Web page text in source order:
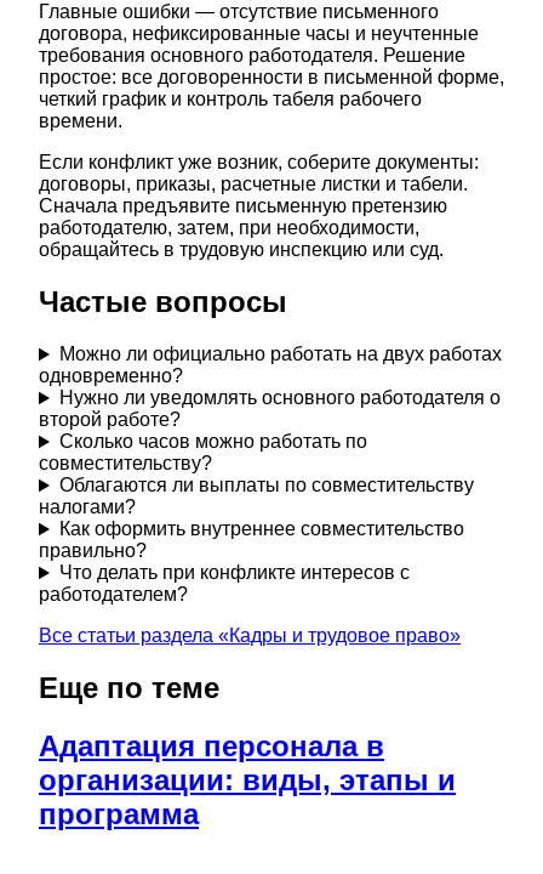
Главные ошибки — отсутствие письменного
договора, нефиксированные часы и неучтенные
требования основного работодателя. Решение
простое: все договоренности в письменной форме,
четкий график и контроль табеля рабочего
времени.
Если конфликт уже возник, соберите документы:
договоры, приказы, расчетные листки и табели.
Сначала предъявите письменную претензию
работодателю, затем, при необходимости,
обращайтесь в трудовую инспекцию или суд.
Частые вопросы
Можно ли официально работать на двух работах
одновременно?
Нужно ли уведомлять основного работодателя о
второй работе?
Сколько часов можно работать по
совместительству?
Облагаются ли выплаты по совместительству
налогами?
Как оформить внутреннее совместительство
правильно?
Что делать при конфликте интересов с
работодателем?
Все статьи раздела «Кадры и трудовое право»
Еще по теме
Адаптация персонала в
организации: виды, этапы и
программа